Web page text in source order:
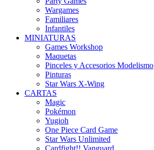
Wargames
Familiares
Infantiles
MINIATURAS
Games Workshop
Maquetas
Pinceles y Accesorios Modelismo
Pinturas
Star Wars X-Wing
CARTAS
Magic
Pokémon
Yugioh
One Piece Card Game
Star Wars Unlimited
Cardfight!! Vanguard